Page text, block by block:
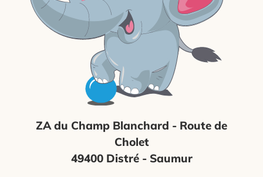
ZA du Champ Blanchard - Route de
Cholet
49400 Distré - Saumur